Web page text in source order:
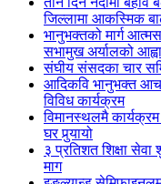
जिल्लामा आकस्मिक
भानुभक्तको मार्ग
सभामुख अर्यालको
संघीय संसदका चार
आदिकवि भानुभक्त
विविध कार्यक्रम
विमानस्थलमै कार्यक्रम
घर पुर्‍यायो
३ प्रतिशत शिक्षा
माग